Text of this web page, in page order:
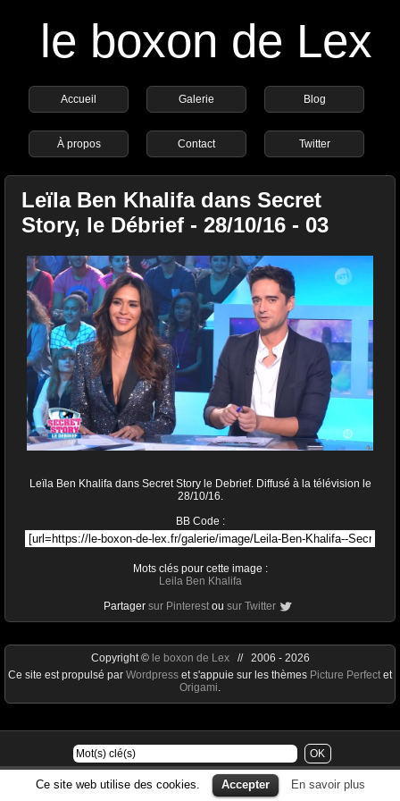
le boxon de Lex
Accueil Galerie Blog
À propos Contact Twitter
Leïla Ben Khalifa dans Secret
Story, le Débrief - 28/10/16 - 03
Leïla Ben Khalifa dans Secret Story le Debrief. Diffusé à la télévision le
28/10/16.
BB Code :
Mots clés pour cette image :
Leila Ben Khalifa
Partager sur Pinterest ou sur Twitter
Ce site web utilise des cookies. Accepter En savoir plus
Copyright © le boxon de Lex// 2006 - 2026
Ce site est propulsé par Wordpress et s'appuie sur les thèmes Picture Perfect et
Origami.